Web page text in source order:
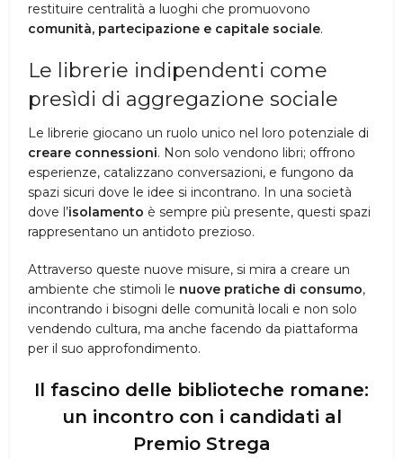
restituire centralità a luoghi che promuovono
comunità, partecipazione e capitale sociale.
Le librerie indipendenti come
presìdi di aggregazione sociale
Le librerie giocano un ruolo unico nel loro potenziale di
creare connessioni. Non solo vendono libri; offrono
esperienze, catalizzano conversazioni, e fungono da
spazi sicuri dove le idee si incontrano. In una società
dove l’isolamento è sempre più presente, questi spazi
rappresentano un antidoto prezioso.
Attraverso queste nuove misure, si mira a creare un
ambiente che stimoli le nuove pratiche di consumo,
incontrando i bisogni delle comunità locali e non solo
vendendo cultura, ma anche facendo da piattaforma
per il suo approfondimento.
Il fascino delle biblioteche romane:
un incontro con i candidati al
Premio Strega